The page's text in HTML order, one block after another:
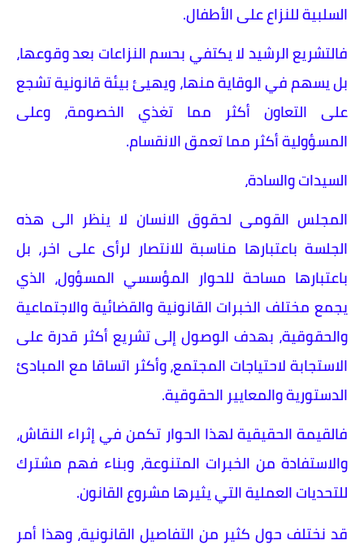
السلبية للنزاع على الأطفال.
فالتشريع الرشيد لا يكتفي بحسم النزاعات بعد وقوعها،
بل يسهم في الوقاية منها، ويهيئ بيئة قانونية تشجع
على التعاون أكثر مما تغذي الخصومة، وعلى
المسؤولية أكثر مما تعمق الانقسام.
السيدات والسادة،
المجلس القومى لحقوق الانسان لا ينظر الى هذه
الجلسة باعتبارها مناسبة للانتصار لرأى على اخر، بل
باعتبارها مساحة للحوار المؤسسي المسؤول، الذي
يجمع مختلف الخبرات القانونية والقضائية والاجتماعية
والحقوقية، بهدف الوصول إلى تشريع أكثر قدرة على
الاستجابة لاحتياجات المجتمع، وأكثر اتساقا مع المبادئ
الدستورية والمعايير الحقوقية.
فالقيمة الحقيقية لهذا الحوار تكمن في إثراء النقاش،
والاستفادة من الخبرات المتنوعة، وبناء فهم مشترك
للتحديات العملية التي يثيرها مشروع القانون.
قد نختلف حول كثير من التفاصيل القانونية، وهذا أمر